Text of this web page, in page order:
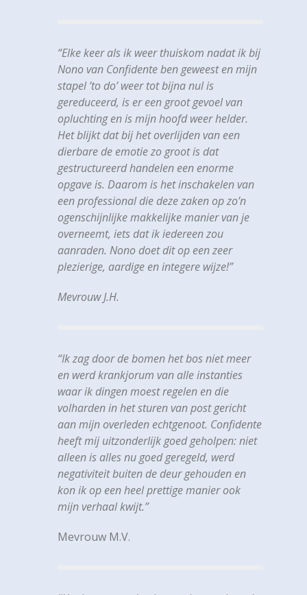
“Elke keer als ik weer thuiskom nadat ik bij
Nono van Confidente ben geweest en mijn
stapel ’to do’ weer tot bijna nul is
gereduceerd, is er een groot gevoel van
opluchting en is mijn hoofd weer helder.
Het blijkt dat bij het overlijden van een
dierbare de emotie zo groot is dat
gestructureerd handelen een enorme
opgave is. Daarom is het inschakelen van
een professional die deze zaken op zo’n
ogenschijnlijke makkelijke manier van je
overneemt, iets dat ik iedereen zou
aanraden. Nono doet dit op een zeer
plezierige, aardige en integere wijze!”
Mevrouw J.H.
“Ik zag door de bomen het bos niet meer
en werd krankjorum van alle instanties
waar ik dingen moest regelen en die
volharden in het sturen van post gericht
aan mijn overleden echtgenoot. Confidente
heeft mij uitzonderlijk goed geholpen: niet
alleen is alles nu goed geregeld, werd
negativiteit buiten de deur gehouden en
kon ik op een heel prettige manier ook
mijn verhaal kwijt.”
Mevrouw M.V.